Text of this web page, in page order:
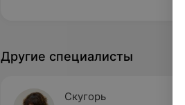
Другие специалисты
Скугорь